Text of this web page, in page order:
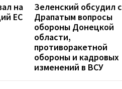
на
ЕС
Зеленский обсудил с
Драпатым вопросы
обороны Донецкой
области,
противоракетной
обороны и кадровых
изменений в ВСУ